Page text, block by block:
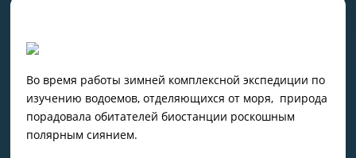
Во время работы зимней комплексной экспедиции по
изучению водоемов, отделяющихся от моря, природа
порадовала обитателей биостанции роскошным
полярным сиянием.